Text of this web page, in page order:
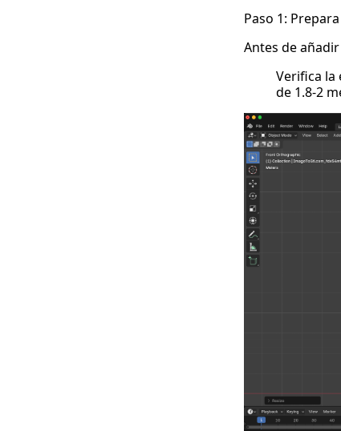
Paso 1:
Antes de
Verifica la
de 1.8-2